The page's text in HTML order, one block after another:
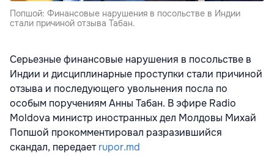
Попшой: Финансовые нарушения в посольстве в Индии
стали причиной отзыва Табан.
Серьезные финансовые нарушения в посольстве в
Индии и дисциплинарные проступки стали причиной
отзыва и последующего увольнения посла по
особым поручениям Анны Табан. В эфире Radio
Moldova министр иностранных дел Молдовы Михай
Попшой прокомментировал разразившийся
скандал, передаетrupor.md